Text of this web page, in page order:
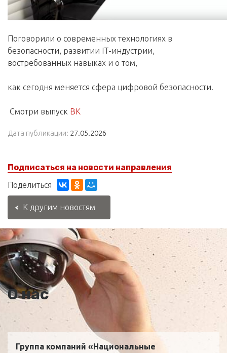
Поговорили о современных технологиях в
безопасности, развитии IT-индустрии,
востребованных навыках и о том,
как сегодня меняется сфера цифровой безопасности.
Смотри выпуск ВК
Дата публикации: 27.05.2026
Подписаться на новости направления
Поделиться
К другим новостям
О нас
Группа компаний «Национальные